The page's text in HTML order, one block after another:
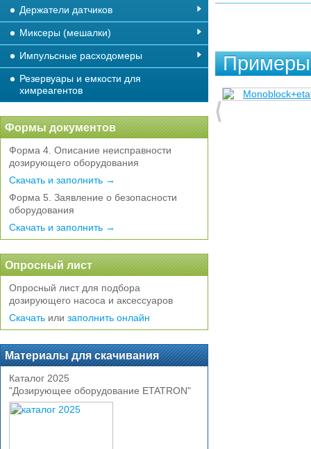
Примеры
Держатели датчиков
Миксеры (мешалки)
Импульсные расходомеры
Резервуары и емкости для
химреагентов
Формы документов
Форма 4. Описание неисправности
дозирующего оборудования
Скачать и заполнить →
Форма 5. Заявление о безопасности
оборудования
Скачать и заполнить →
Опросный лист
Опросный лист для подбора
дозирующего насоса и аксессуаров
Скачать или заполнить онлайн
Материалы для скачивания
Каталог 2025
"Дозирующее оборудование ETATRON"